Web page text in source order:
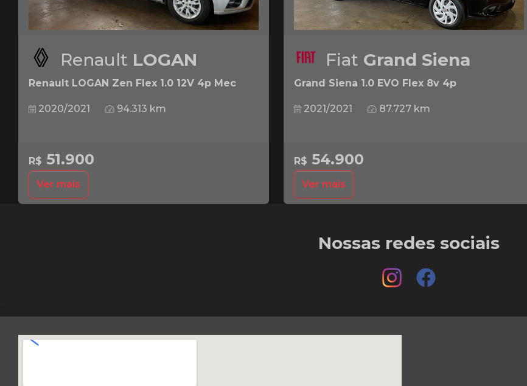
Renault LOGAN
Renault LOGAN Zen Flex 1.0 12V 4p Mec
2020/2021 94.313 km
R$ 51.900
Ver mais
Fiat Grand Siena
Grand Siena 1.0 EVO Flex 8v 4p
2021/2021 87.727 km
R$ 54.900
Ver mais
Nossas redes sociais